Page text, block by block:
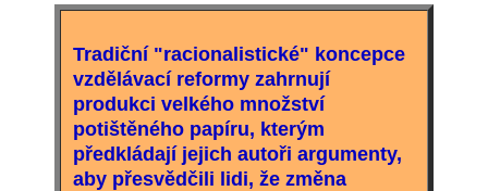
Tradiční "racionalistické" koncepce
vzdělávací reformy zahrnují
produkci velkého množství
potištěného papíru, kterým
předkládají jejich autoři argumenty,
aby přesvědčili lidi, že změna